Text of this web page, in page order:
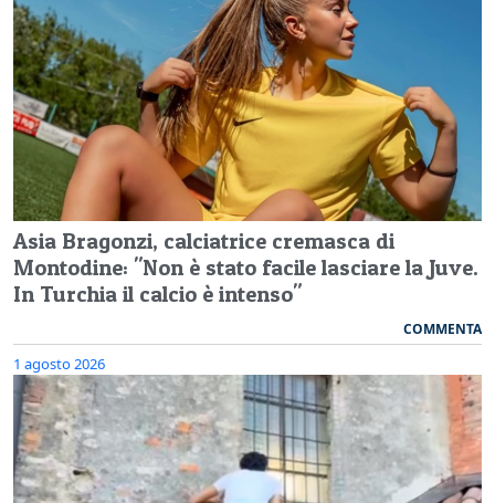
Asia Bragonzi, calciatrice cremasca di
Montodine: "Non è stato facile lasciare la Juve.
In Turchia il calcio è intenso"
COMMENTA
1 agosto 2026